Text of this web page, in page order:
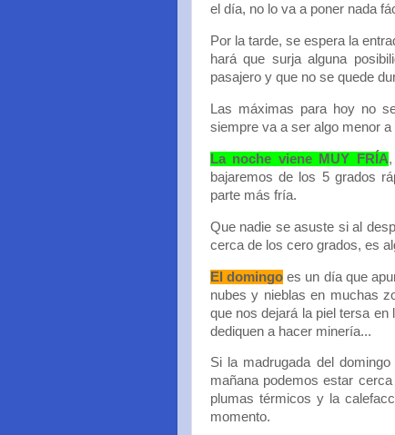
el día, no lo va a poner nada
Por la tarde, se espera la
hará que surja alguna
pasajero y que no se quede
Las máximas para hoy no
siempre va a ser algo menor
La noche viene MUY FRÍA
bajaremos de los 5 grados
parte más fría.
Que nadie se asuste si al
cerca de los cero grados, es
El domingoes un día que
nubes y nieblas en muchas
que nos dejará la piel tersa
dediquen a hacer minería...
Si la madrugada del
mañana podemos estar
plumas térmicos y la
momento.